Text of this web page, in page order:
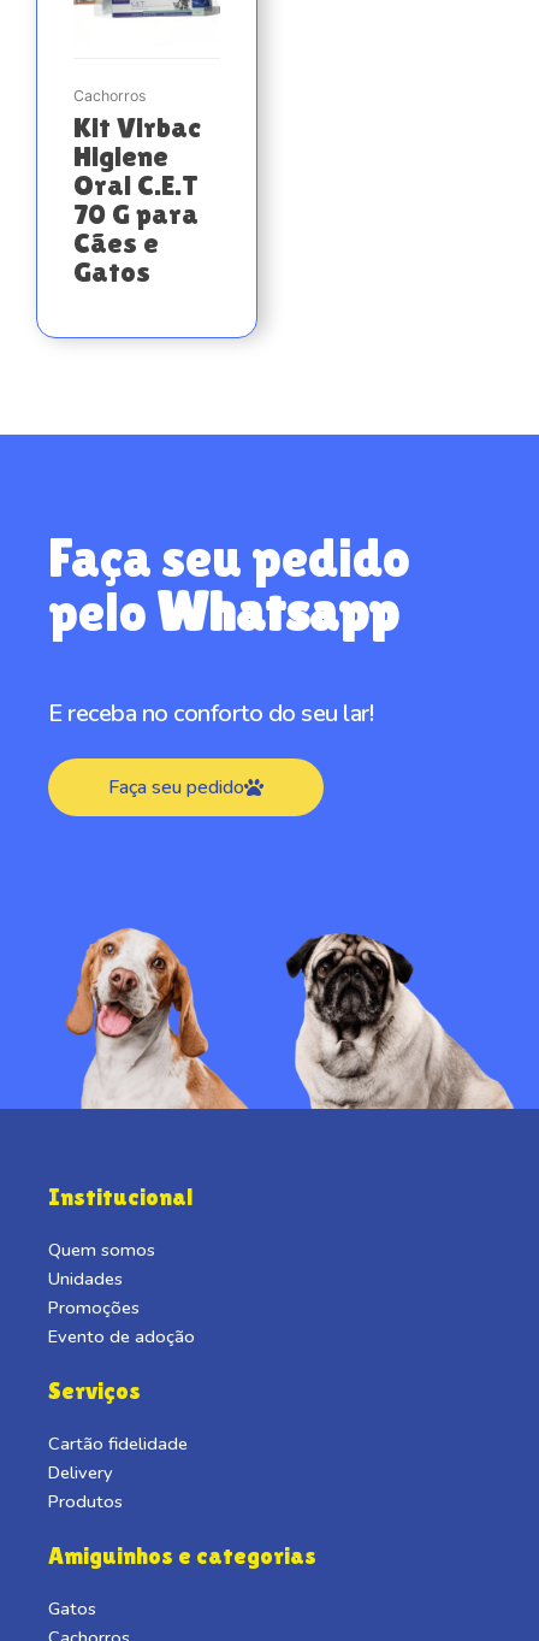
Cachorros
Kit Virbac
Higiene
Oral C.E.T
70 G para
Cães e
Gatos
Faça seu pedido
peloWhatsapp
E receba no conforto do seu lar!
Faça seu pedido
Institucional
Quem somos
Unidades
Promoções
Evento de adoção
Serviços
Cartão fidelidade
Delivery
Produtos
Amiguinhos e categorias
Gatos